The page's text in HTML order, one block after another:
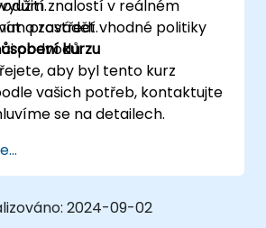
a zavádět vhodné politiky
podvodů.
znalostí v reálném
prostředí.
kurzu
aby byl tento kurz
vašich potřeb, kontaktujte
se na detailech.
2024-09-02